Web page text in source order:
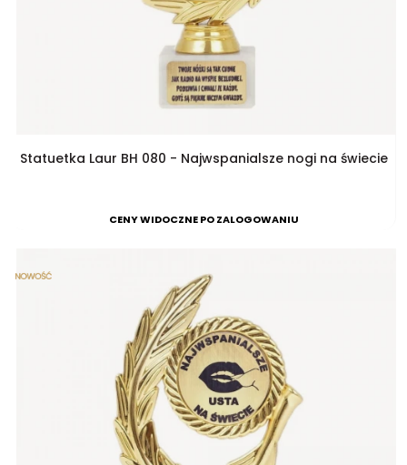
Statuetka Laur BH 080 - Najwspanialsze nogi na świecie
CENY WIDOCZNE PO ZALOGOWANIU